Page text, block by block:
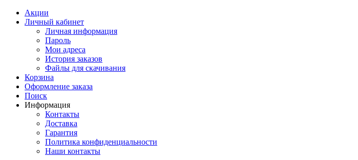
Акции
Личный кабинет
Личная информация
Пароль
Мои адреса
История заказов
Файлы для скачивания
Корзина
Оформление заказа
Поиск
Информация
Контакты
Доставка
Гарантия
Политика конфиденциальности
Наши контакты